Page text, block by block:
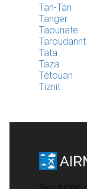
Tan-Tan
Tanger
Taounate
Taroudannt
Tata
Taza
Tétouan
Tiznit